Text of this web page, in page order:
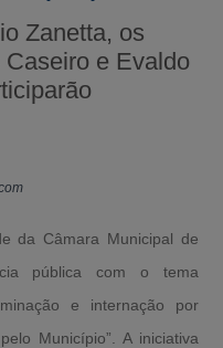
Zanetta, os
e Evaldo
da Câmara Municipal de
pública com o tema
e internação por
Município”. A iniciativa